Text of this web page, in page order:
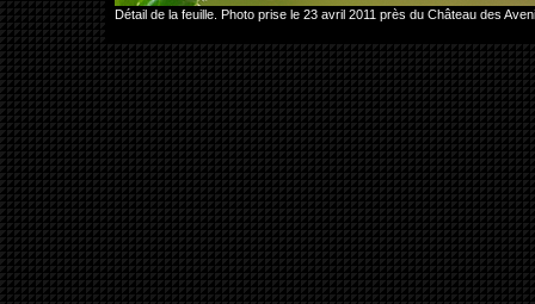
Détail de la feuille. Photo prise le 23 avril 2011 près du Château des